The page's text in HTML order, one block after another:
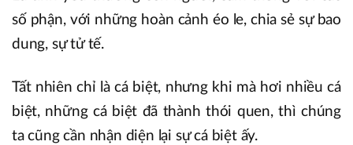
số phận, với những hoàn cảnh éo le, chia sẻ sự bao
dung, sự tử tế.
Tất nhiên chỉ là cá biệt, nhưng khi mà hơi nhiều cá
biệt, những cá biệt đã thành thói quen, thì chúng
ta cũng cần nhận diện lại sự cá biệt ấy.